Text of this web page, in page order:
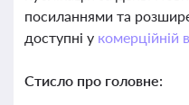
посиланнями та
доступні у комерційній
Стисло про головне: